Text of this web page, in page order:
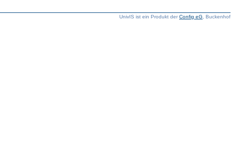
UnivIS ist ein Produkt derConfig eG , Buckenhof